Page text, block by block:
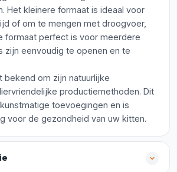
Het kleinere formaat is ideaal voor
of om te mengen met droogvoer,
formaat perfect is voor meerdere
zijn eenvoudig te openen en te
bekend om zijn natuurlijke
productiemethoden. Dit
toevoegingen en is
voor de gezondheid van uw kitten.